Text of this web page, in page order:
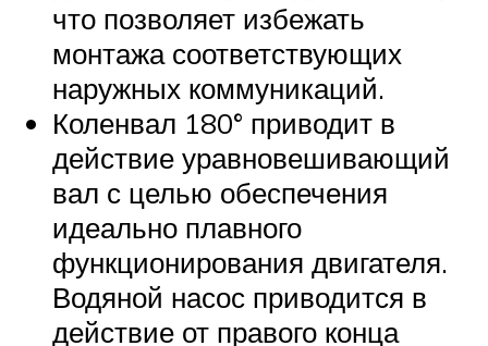
что позволяет избежать
монтажа соответствующих
наружных коммуникаций.
Коленвал 180° приводит в
действие уравновешивающий
вал с целью обеспечения
идеально плавного
функционирования двигателя.
Водяной насос приводится в
действие от правого конца